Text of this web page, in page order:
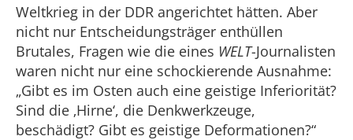
Weltkrieg in der DDR angerichtet hätten. Aber
nicht nur Entscheidungsträger enthüllen
Brutales, Fragen wie die eines WELT-Journalisten
waren nicht nur eine schockierende Ausnahme:
„Gibt es im Osten auch eine geistige Inferiorität?
Sind die ‚Hirne‘, die Denkwerkzeuge,
beschädigt? Gibt es geistige Deformationen?“